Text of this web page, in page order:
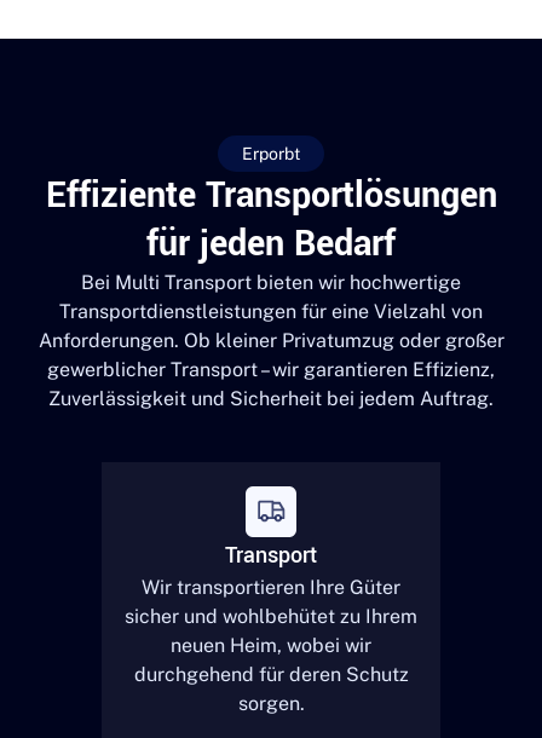
Erporbt
Effiziente Transportlösungen
für jeden Bedarf
Bei Multi Transport bieten wir hochwertige
Transportdienstleistungen für eine Vielzahl von
Anforderungen. Ob kleiner Privatumzug oder großer
gewerblicher Transport – wir garantieren Effizienz,
Zuverlässigkeit und Sicherheit bei jedem Auftrag.
Transport
Wir transportieren Ihre Güter
sicher und wohlbehütet zu Ihrem
neuen Heim, wobei wir
durchgehend für deren Schutz
sorgen.